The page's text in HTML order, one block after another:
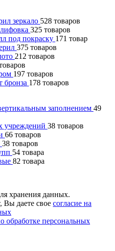
зеркало 528 товаров
325 товаров
под покраску 171 товар
375 товаров
212 товаров
197 товаров
бронза 178 товаров
заполнением 49
учреждений 38 товаров
66 товаров
38 товаров
54 товара
82 товара
хранения данных.
Вы даете свое согласие на
обработке персональных